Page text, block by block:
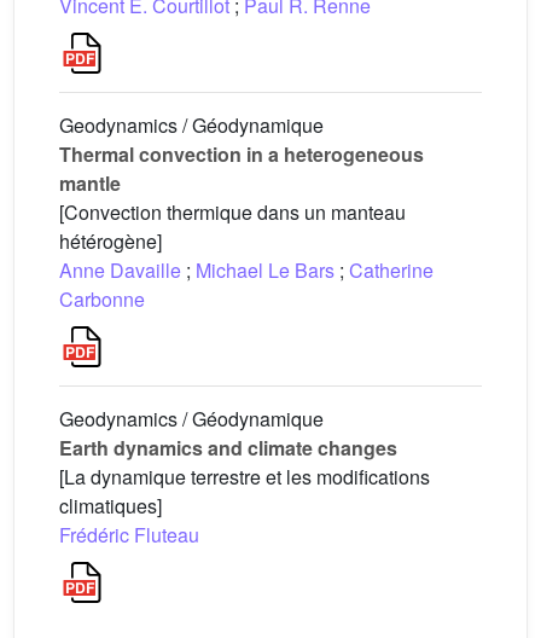
Geodynamics / Géodynamique
Thermal convection in a heterogeneous
mantle
[Convection thermique dans un manteau
hétérogène]
Anne Davaille ; Michael Le Bars ; Catherine
Carbonne
Geodynamics / Géodynamique
Earth dynamics and climate changes
[La dynamique terrestre et les modifications
climatiques]
Frédéric Fluteau